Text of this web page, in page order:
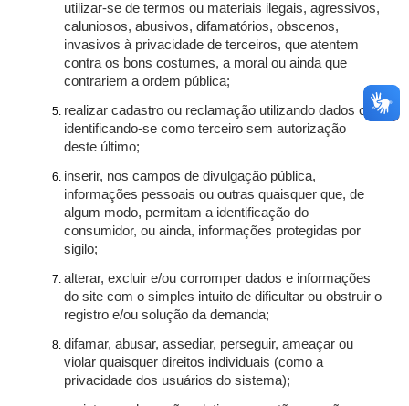
utilizar-se de termos ou materiais ilegais, agressivos,
caluniosos, abusivos, difamatórios, obscenos,
invasivos à privacidade de terceiros, que atentem
contra os bons costumes, a moral ou ainda que
contrariem a ordem pública;
realizar cadastro ou reclamação utilizando dados ou
identificando-se como terceiro sem autorização
deste último;
inserir, nos campos de divulgação pública,
informações pessoais ou outras quaisquer que, de
algum modo, permitam a identificação do
consumidor, ou ainda, informações protegidas por
sigilo;
alterar, excluir e/ou corromper dados e informações
do site com o simples intuito de dificultar ou obstruir o
registro e/ou solução da demanda;
difamar, abusar, assediar, perseguir, ameaçar ou
violar quaisquer direitos individuais (como a
privacidade dos usuários do sistema);